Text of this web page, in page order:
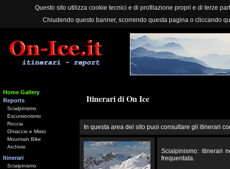
Questo sito utilizza cookie tecnici e di profilazione propri e di terze
Chiudendo questo banner, scorrendo questa pagina o cliccando
Home Gallery
Reports
Scialpinismo
Escursionismo
Roccia
Ghiaccio e Misto
Mountain Bike
Archivio
Itinerari
Scialpinismo
Itinerari di On Ice
In questa area del sito puoi consultare gli itinerari
Scialpinismo: itinerari
frequentata.